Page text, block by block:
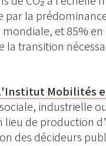
par la
et 85% en
transition
Mobilités
industrielle
de production
des décideurs